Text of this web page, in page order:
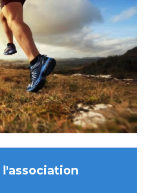
l'association